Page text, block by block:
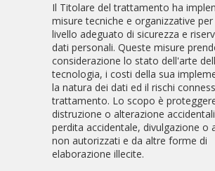
Il Titolare del trattamento ha
misure tecniche e organizzative
livello adeguato di sicurezza e
dati personali. Queste misure
considerazione lo stato dell'arte
tecnologia, i costi della sua
la natura dei dati ed il rischi
trattamento. Lo scopo è
distruzione o alterazione
perdita accidentale, divulgazione o
non autorizzati e da altre forme di
elaborazione illecite.